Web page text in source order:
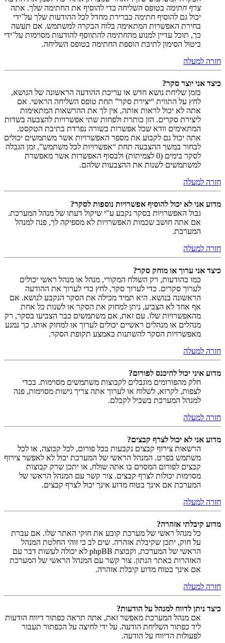
צרף חתימה בטופס השליחה כדי להוסיף את החתימה שלך. אתה
יכול גם להוסיף חתימה כברירת מחדל לכל ההודעות שלך על־ידי
בחירת האפשרות המתאימה בלוח הבקרה למשתמש. אם תעשה
כך, תוכל עדיין למנוע מהחתימה להתווסף להודעות מסוימות על־ידי
ביטול הסימון לתיבת הוספת החתימה בטופס השליחה.
חזרה למעלה
כיצד אני יוצר סקר?
בזמן שליחת נושא חדש או עריכת ההודעה הראשונה של הנושא,
לחץ על התווית “יצירת סקר” תחת טופס השליחה הראשי. אם
אתה לא יכול לראות אותה, אין לך את ההרשאות המתאימות
ליצירת סקרים. הזן כותרת ולפחות שתי אפשרויות להצבעה בשדות
המתאימים וודא שכל אפשרות בשורה נפרדת בתיבת הטקסט.
אתה יכול גם לקבוע את מספר האפשרויות אשר משתמשים יכולים
לבחור במשך ההצבעה תחת “אפשרויות לכל משתמש”, זמן הגבלה
לסקר בימים (0 לצמיתות) ולבסוף האפשרות אשר מאפשרת
למשתמשים לשנות את ההצבעות שלהם.
חזרה למעלה
מדוע אני לא יכול להוסיף אפשרויות נוספות לסקר?
גבול האפשרויות בסקר נקבע ע"י שיקול דעתו של מנהל המערכת.
אם אתה חושב שכמות האפשרויות לא מספיקה לך, פנה למנהל
המערכת.
חזרה למעלה
כיצד אני ערוך או מוחק סקר?
כמו בהודעות, רק השולח המקורי, מנהל או מנהל ראשי יכולים
לערוך סקרים. כדי לערוך סקר, לחץ כדי לערוך את ההודעה
הראשונה בנושא. היא תמיד מכילה את הסקר הנקבע לנושא. אם
אף אחד לא הצביע, ניתן למחוק את הסקר או לשנות כל אחת
מהאפשרויות שלו. עם זאת, אם משתמשים כבר הצביעו בסקר, רק
מנהלים או מנהלים ראשיים יכולים לערוך או למחוק אותו. כך נמנע
מאפשרויות הסקר להשתנות באמצע תקופת הסקר.
חזרה למעלה
מדוע איני יכול להיכנס לפורום?
חלק מהפורומים מוגבלים לקבוצות משתמשים מסוימות. בכדי
לצפות, לקרוא, לשלוח או לערוך אתה צריך גישות מסוימות, פנה
למנהל המערכת בשביל לקבלם.
חזרה למעלה
מדוע אני לא יכול לצרף קבצים?
הרשאות צירוף קבצים נקבעות בכל פורום, לכל קבוצה, או לכל
משתמש בפרט. המנהל הראשי של המערכת יכול לא לאפשר צירוף
קבצים לפורום המסוים בו אתה שולח, או יתכן שרק קבוצות
מסוימות יכולות לצרף קבצים. צור קשר עם המנהל הראשי של
המערכת אם אינך בטוח מדוע אינך יכול לצרף קבצים.
חזרה למעלה
מדוע קיבלתי אזהרה?
כל מנהל ראשי של מערכת קובע את חוקי האתר שלו. אם עברת
על חוק, יתכן שקיבלת אזהרה. שים לב כי זוהי החלטת המנהל
הראשי של המערכת, וקבוצת phpBB לא יכולה לעשות דבר עם
האזהרות באתר הנתון. צור קשר עם המנהל הראשי של המערכת
אם אינך בטוח מדוע קיבלת אזהרה.
חזרה למעלה
כיצד ניתן לדווח למנהל על הודעות?
אם מנהל המערכת מאפשר זאת, אתה תראה כפתור דיווח הודעות
ליד כפתור השליחת הודעה. על ידי לחיצה על הכפתור תעבור
לפעולות הדיווח על הודעה.